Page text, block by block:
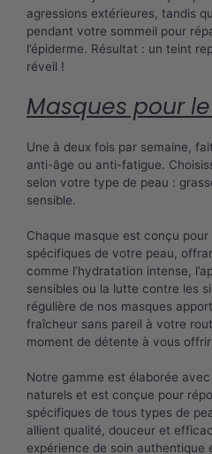
agressions extérieures, tandis
pendant votre sommeil pour
l’épiderme. Résultat : un teint
réveil !
Masques pour
Une à deux fois par semaine,
anti-âge ou anti-fatigue.
selon votre type de peau :
sensible.
Chaque masque est conçu
spécifiques de votre peau,
comme l’hydratation intense,
sensibles ou la lutte contre les
régulière de nos masques
fraîcheur sans pareil à votre
moment de détente à vous
Notre gamme est élaborée
naturels et est conçue pour
spécifiques de tous types de
allient qualité, douceur et
expérience de soin authentique